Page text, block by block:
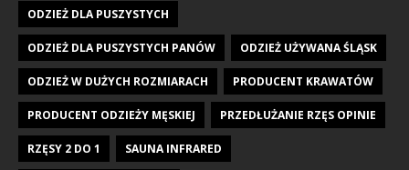
ODZIEŻ DLA PUSZYSTYCH
ODZIEŻ DLA PUSZYSTYCH PANÓW ODZIEŻ UŻYWANA ŚLĄSK
ODZIEŻ W DUŻYCH ROZMIARACH PRODUCENT KRAWATÓW
PRODUCENT ODZIEŻY MĘSKIEJ PRZEDŁUŻANIE RZĘS OPINIE
RZĘSY 2 DO 1 SAUNA INFRARED